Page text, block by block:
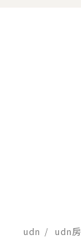
udn udn